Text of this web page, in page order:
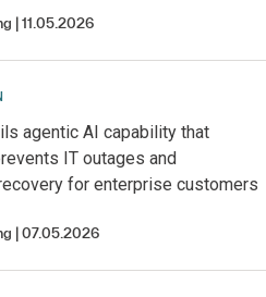
11.05.2026
agentic AI capability that
IT outages and
for enterprise customers
07.05.2026